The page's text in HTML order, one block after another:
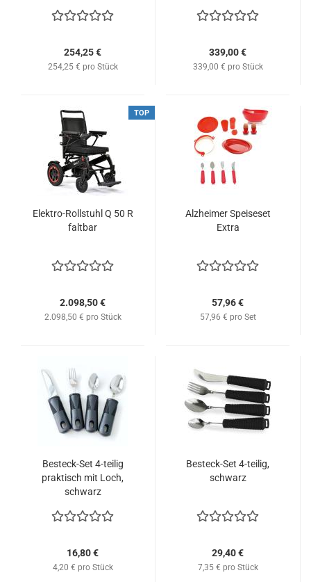
254,25 €
254,25 € pro Stück
339,00 €
339,00 € pro Stück
TOP
Elektro-Rollstuhl Q 50 R
faltbar
2.098,50 €
2.098,50 € pro Stück
Alzheimer Speiseset
Extra
57,96 €
57,96 € pro Set
Besteck-Set 4-teilig
praktisch mit Loch,
schwarz
16,80 €
4,20 € pro Stück
Besteck-Set 4-teilig,
schwarz
29,40 €
7,35 € pro Stück